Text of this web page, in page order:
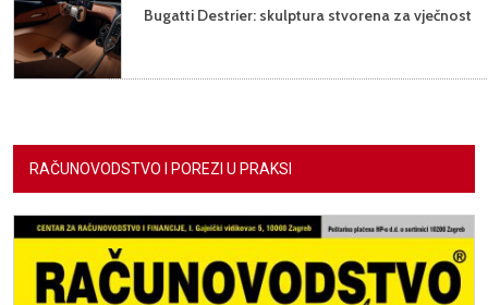
Bugatti Destrier: skulptura stvorena za vječnost
RAČUNOVODSTVO I POREZI U PRAKSI